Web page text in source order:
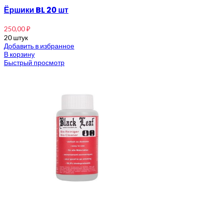
Ёршики BL 20 шт
250,00₽
20 штук
Добавить в избранное
В корзину
Быстрый просмотр